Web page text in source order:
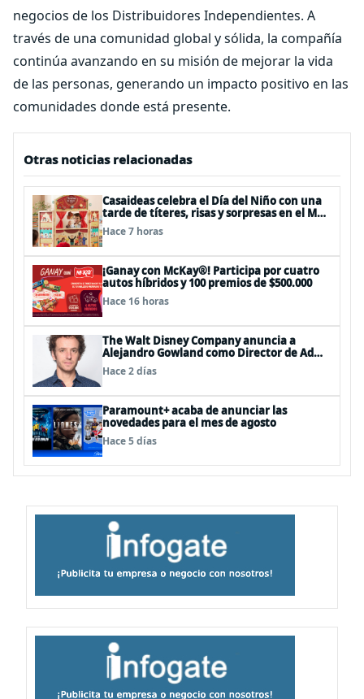
negocios de los Distribuidores Independientes. A
través de una comunidad global y sólida, la compañía
continúa avanzando en su misión de mejorar la vida
de las personas, generando un impacto positivo en las
comunidades donde está presente.
Otras noticias relacionadas
Casaideas celebra el Día del Niño con una
tarde de títeres, risas y sorpresas en el Mall
Plaza Vespucio
Hace 7 horas
¡Ganay con McKay®! Participa por cuatro
autos híbridos y 100 premios de $500.000
Hace 16 horas
The Walt Disney Company anuncia a
Alejandro Gowland como Director de Ad
Sales & Partnerships para el Cono Sur
Hace 2 días
Paramount+ acaba de anunciar las
novedades para el mes de agosto
Hace 5 días